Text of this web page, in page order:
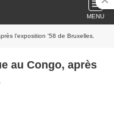
MENU
l’exposition '58 de Bruxelles.
au Congo, après